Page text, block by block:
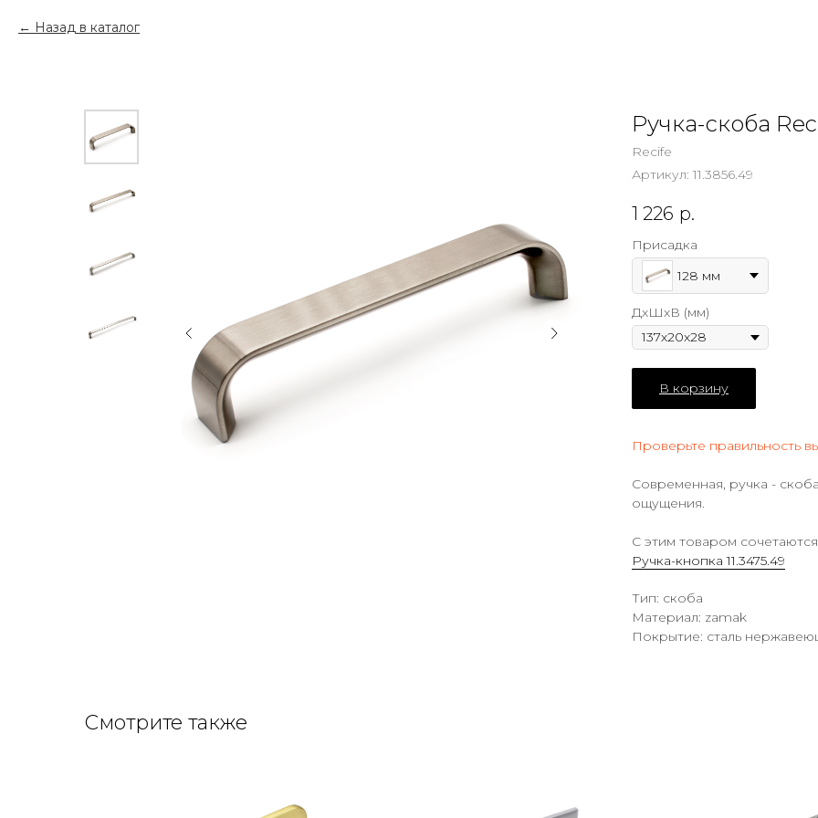
Назад в каталог
Ручка-скоба
Recife
Артикул: 11.3856.49
1 226 р.
Присадка
128 мм
ДхШхВ (мм)
В корзину
Проверьте правильность
Современная, ручка -
ощущения.
С этим товаром
Ручка-кнопка 11.3475.49
Тип: скоба
Материал: zamak
Покрытие: сталь
Смотрите также